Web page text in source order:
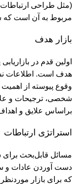
(مثل طراحی ارتباطات
مربوط به آن است که
بازار هدف
اولین قدم در
هدف است. اطلاعات
وقوع پیوسته از
شخصی، ترجیحات و
براساس علایق و
استراتژی ارتباطات
مسائل قابل‌بحث برای
‌دست آوردن عادات و
که برای بازار